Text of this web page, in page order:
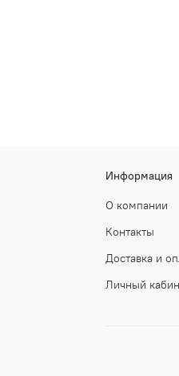
Информация
О компании
Контакты
Доставка и
Личный